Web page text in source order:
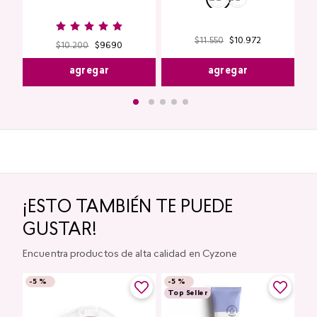
$10.200 $9690
agregar
$11.550 $ 10.972
agregar
¡ESTO TAMBIÉN TE PUEDE
GUSTAR!
Encuentra productos de alta calidad en Cyzone
-5 % -5 %
Top Seller